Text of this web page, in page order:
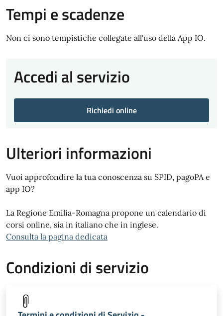
Tempi e scadenze
Non ci sono tempistiche collegate all'uso della App IO.
Accedi al servizio
Richiedi online
Ulteriori informazioni
Vuoi approfondire la tua conoscenza su SPID, pagoPA e
app IO?
La Regione Emilia-Romagna propone un calendario di
corsi online, sia in italiano che in inglese.
Consulta la pagina dedicata
Condizioni di servizio